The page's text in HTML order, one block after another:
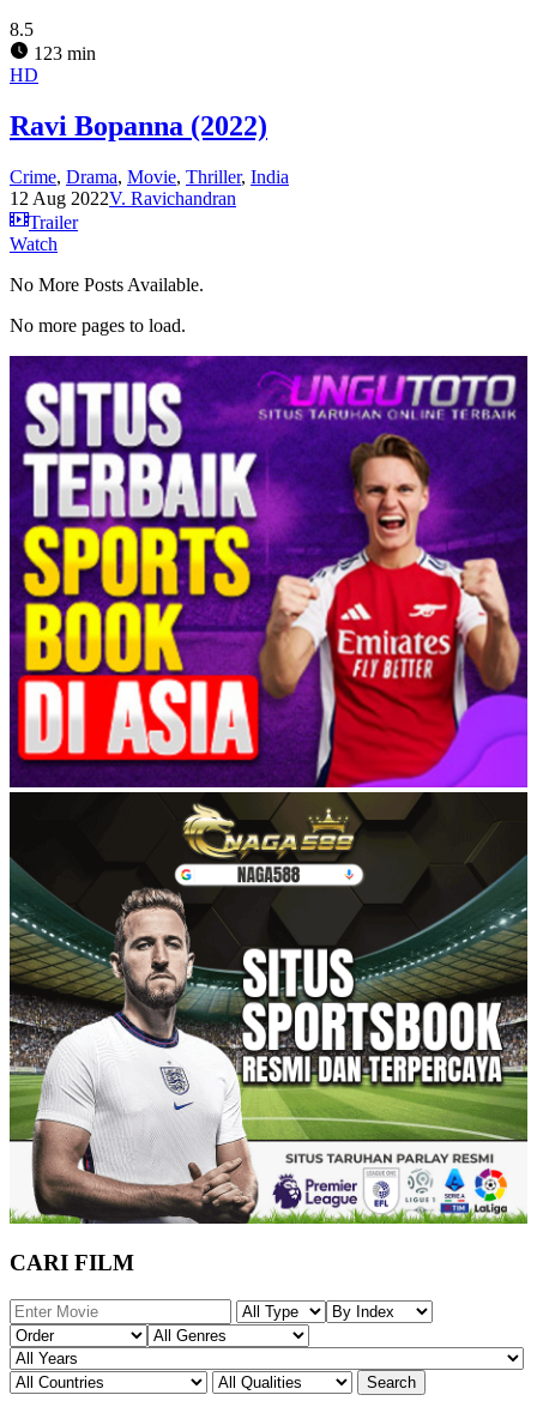
8.5
123 min
HD
Ravi Bopanna (2022)
Crime, Drama, Movie, Thriller, India
12 Aug 2022V. Ravichandran
Trailer
Watch
No More Posts Available.
No more pages to load.
CARI FILM